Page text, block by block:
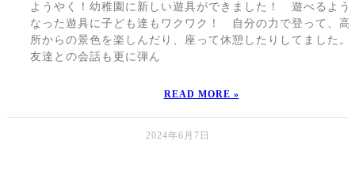
ようやく！幼稚園に新しい遊具ができました！ 遊べるよう
なった遊具に子ども達もワクワク！ 自分の力で登って、高
所からの景色を楽しんだり、座って休憩したりしてました。
友達との会話も更に弾ん
READ MORE »
2024年6月7日